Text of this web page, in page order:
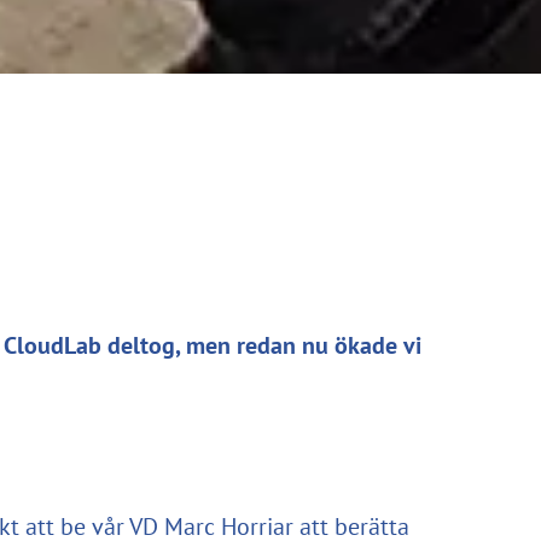
deltog, men redan nu ökade vi
att be vår VD Marc Horriar att berätta